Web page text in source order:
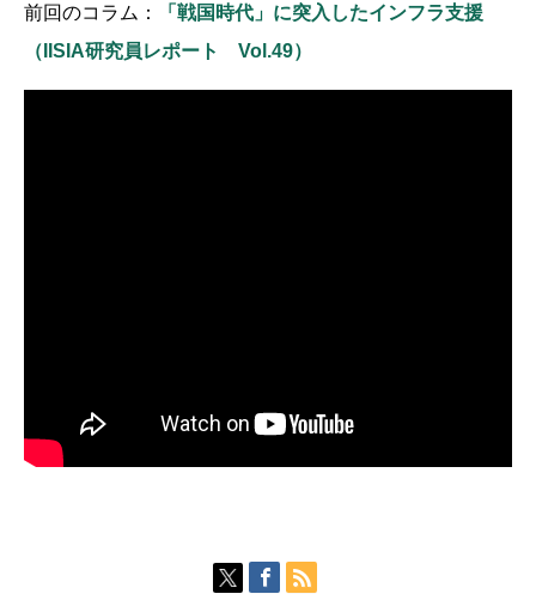
前回のコラム：
「戦国時代」に突入したインフラ支援
（IISIA研究員レポート Vol.49）